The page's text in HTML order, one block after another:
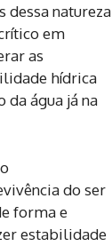
dessa natureza
em
as
hídrica
da água já na
do ser
forma e
estabilidade